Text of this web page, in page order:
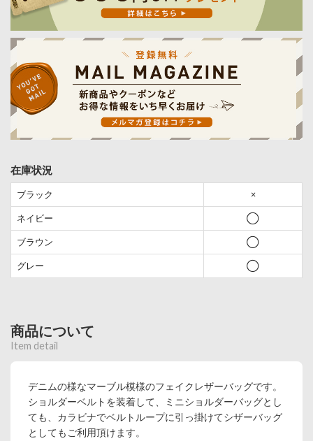
在庫状況
ブラック ×
ネイビー ◯
ブラウン ◯
グレー ◯
商品について
Item detail
デニムの様なマーブル模様のフェイクレザーバッグです。
ショルダーベルトを装着して、ミニショルダーバッグとし
ても、カラビナでベルトループに引っ掛けてシザーバッグ
としてもご利用頂けます。